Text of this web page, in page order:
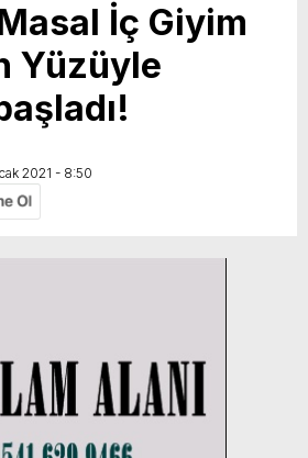
İç Giyim
Yüzüyle
2021 - 8:50